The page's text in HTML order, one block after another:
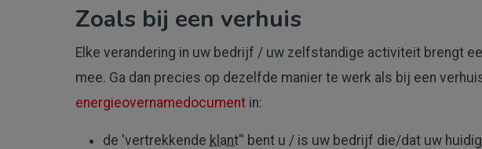
Zoals bij een verhuis
Elke verandering in uw bedrijf / uw zelfstandige activiteit brengt
mee. Ga dan precies op dezelfde manier te werk als bij een
energieovernamedocument in:
de 'vertrekkende klant'' bent u / is uw bedrijf die/dat uw